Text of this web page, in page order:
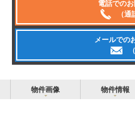
電話での
（通
メールでの
物件画像 物件情報